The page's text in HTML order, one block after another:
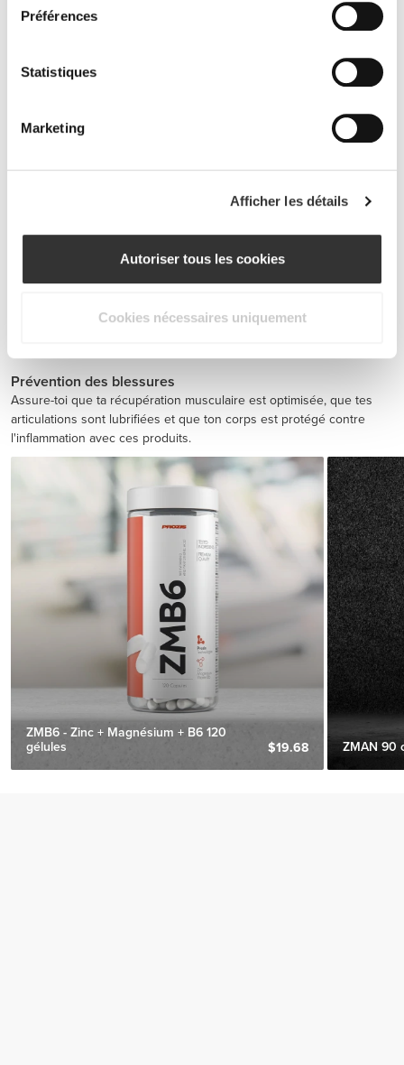
Préférences
Statistiques
Marketing
Afficher les détails
Autoriser tous les cookies
Cookies nécessaires uniquement
Les suppléments de whey protéine et d'acides aminés sont la clé
pour lutter contre les symptômes de fatigue.
Prévention des blessures
Assure-toi que ta récupération musculaire est optimisée, que tes
articulations sont lubrifiées et que ton corps est protégé contre
l'inflammation avec ces produits.
ZMB6 - Zinc + Magnésium + B6 120
gélules
$19.68 ZMAN 90